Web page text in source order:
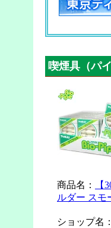
喫煙具（パ
商品名：
【
ルダー スモ
ショップ名：